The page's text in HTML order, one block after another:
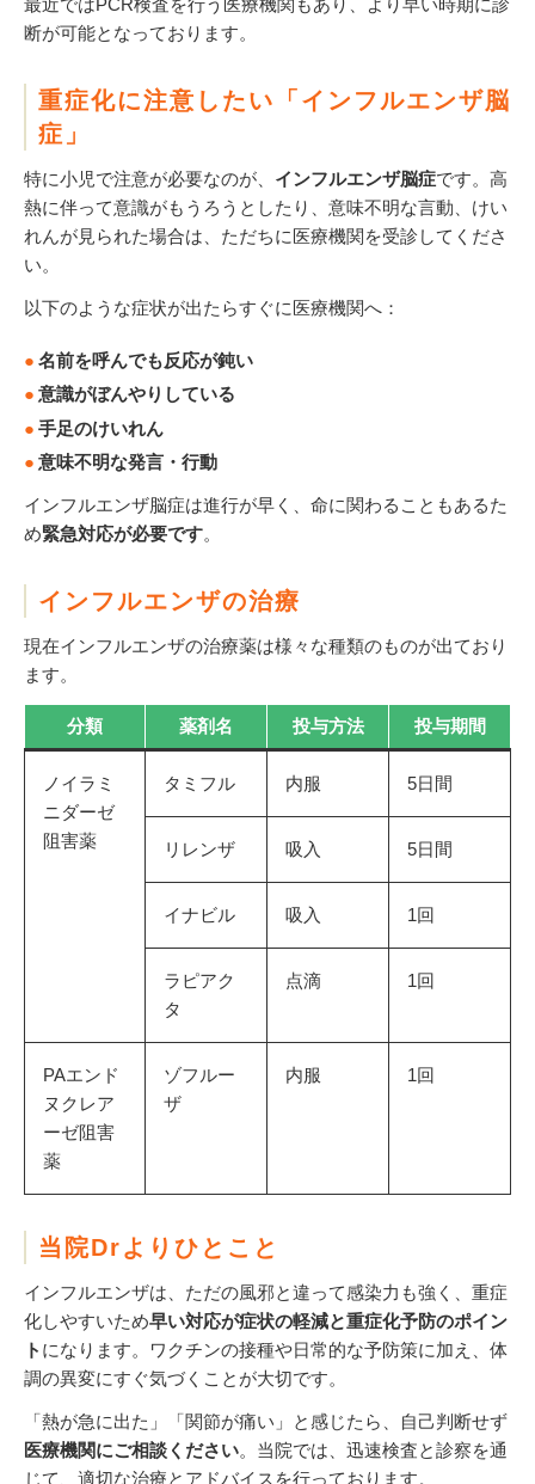
断が可能となっております。
重症化に注意したい「インフルエンザ脳
症」
特に小児で注意が必要なのが、 インフルエンザ脳症です。高
熱に伴って意識がもうろうとしたり、意味不明な言動、けい
れんが見られた場合は、ただちに医療機関を受診してくださ
い。
以下のような症状が出たらすぐに医療機関へ：
名前を呼んでも反応が鈍い
意識がぼんやりしている
手足のけいれん
意味不明な発言・行動
インフルエンザ脳症は進行が早く、命に関わることもあるた
め緊急対応が必要です。
インフルエンザの治療
現在インフルエンザの治療薬は様々な種類のものが出ており
ます。
分類 薬剤名 投与方法 投与期間
ノイラミ
ニダーゼ
阻害薬
タミフル 内服 5日間
リレンザ 吸入 5日間
イナビル 吸入 1回
ラピアク
タ
点滴 1回
PAエンド
ヌクレア
ーゼ阻害
薬
ゾフルー
ザ
内服 1回
当院Drよりひとこと
インフルエンザは、ただの風邪と違って感染力も強く、重症
化しやすいため早い対応が症状の軽減と重症化予防のポイン
ト になります。ワクチンの接種や日常的な予防策に加え、体
調の異変にすぐ気づくことが大切です。
「熱が急に出た」「関節が痛い」と感じたら、自己判断せず
医療機関にご相談ください。当院では、迅速検査と診察を通
じて、適切な治療とアドバイスを行っております。